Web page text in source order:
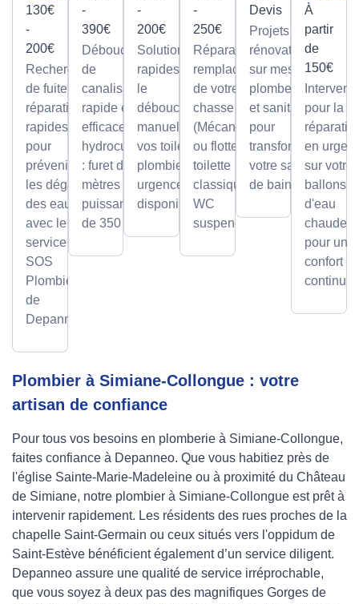
130€
-
200€
Recherche
de fuite et
réparation
rapides
pour
prévenir
les dégâts
des eaux
avec le
service
SOS
Plombier
de
Depanneo
-
390€
Débouchage
de
canalisation
rapide et
efficace par
hydrocurage
: furet de 100
mètres et
puissance
de 350 bars.
-
200€
Solutions
rapides pour
le
débouchage
manuel de
vos toilettes,
plombier en
urgence
disponible.
-
250€
Réparation et
remplacement
de votre
chasse d'eau
(Mécanisme
ou flotteur) sur
toilette
classique ou
WC
suspendu.
Devis
Projets de
rénovation
sur mesure
plomberie
et sanitaire
pour
transformer
votre salle
de bain.
À
partir
de
150€
pour la
en
sur votre
ballons
d'eau
chaude,
pour un
confort
continu.
Plombier à Simiane-Collongue : votre
artisan de confiance
Pour tous vos besoins en plomberie à Simiane-Collongue,
faites confiance à Depanneo. Que vous habitiez près de
l'église Sainte-Marie-Madeleine ou à proximité du Château
de Simiane, notre plombier à Simiane-Collongue est prêt à
intervenir rapidement. Les résidents des rues proches de la
chapelle Saint-Germain ou ceux situés vers l'oppidum de
Saint-Estève bénéficient également d’un service diligent.
Depanneo assure une qualité de service irréprochable,
que vous soyez à deux pas des magnifiques Gorges de